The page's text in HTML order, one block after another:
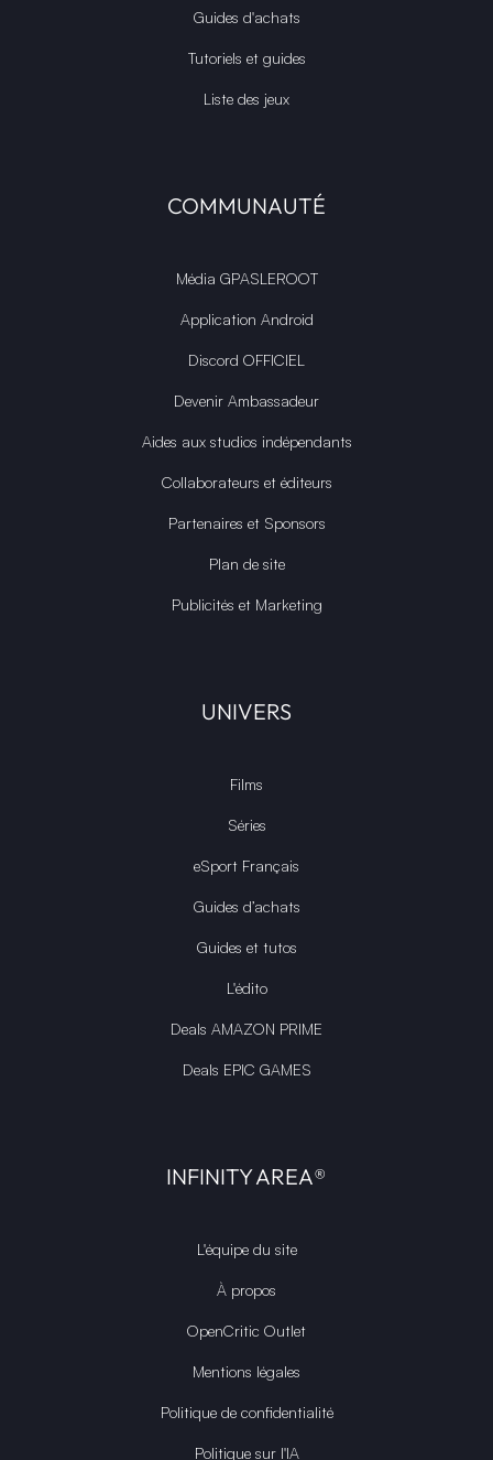
Guides d'achats
Tutoriels et guides
Liste des jeux
COMMUNAUTÉ
Média GPASLEROOT
Application Android
Discord OFFICIEL
Devenir Ambassadeur
Aides aux studios indépendants
Collaborateurs et éditeurs
Partenaires et Sponsors
Plan de site
Publicités et Marketing
UNIVERS
Films
Séries
eSport Français
Guides d’achats
Guides et tutos
L'édito
Deals AMAZON PRIME
Deals EPIC GAMES
INFINITY AREA®
L'équipe du site
À propos
OpenCritic Outlet
Mentions légales
Politique de confidentialité
Politique sur l'IA